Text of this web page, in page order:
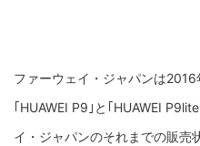
ファーウェイ・ジャパンは
｢HUAWEI P9｣と｢HUAWEI
イ・ジャパンのそれまでの販売